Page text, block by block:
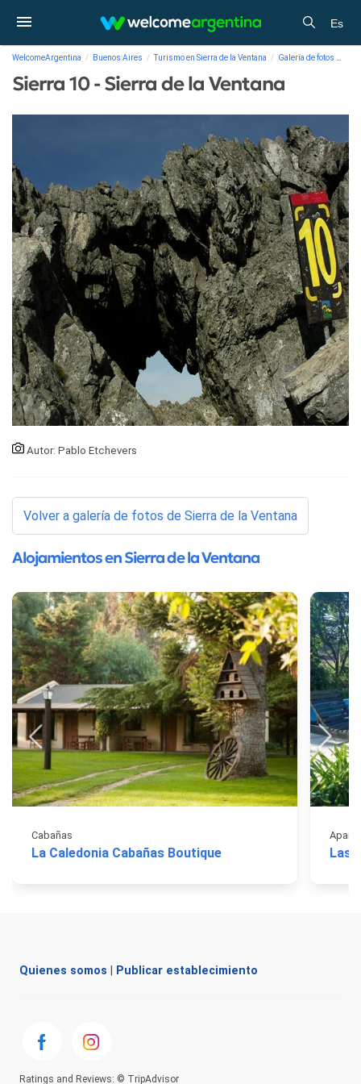
Es
WelcomeArgentina Buenos Aires Turismo en Sierra de la Ventana Galería de fotos
Sierra 10 - Sierra de la Ventana
Autor: Pablo Etchevers
Volver a galería de fotos de Sierra de la Ventana
Alojamientos en Sierra de la Ventana
Cabañas
La Caledonia Cabañas Boutique
Apart
Las
Quienes somos Publicar establecimiento
Ratings and Reviews: © TripAdvisor